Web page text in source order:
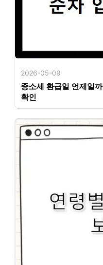
2026-05-09
종소세 환급일 언제일
확인